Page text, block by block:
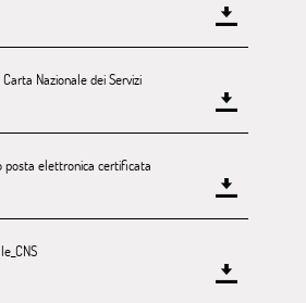
Nazionale dei Servizi
posta elettronica certificata